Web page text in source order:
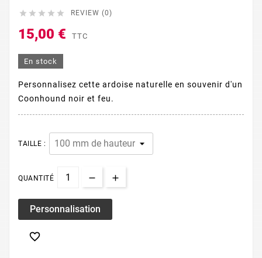
     REVIEW (0)
15,00 € TTC
En stock
Personnalisez cette ardoise naturelle en souvenir d'un
Coonhound noir et feu.
TAILLE :
QUANTITÉ
Personnalisation
